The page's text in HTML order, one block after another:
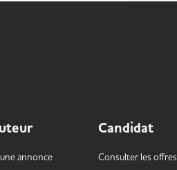
annonce
Candidat
Consulter les offres